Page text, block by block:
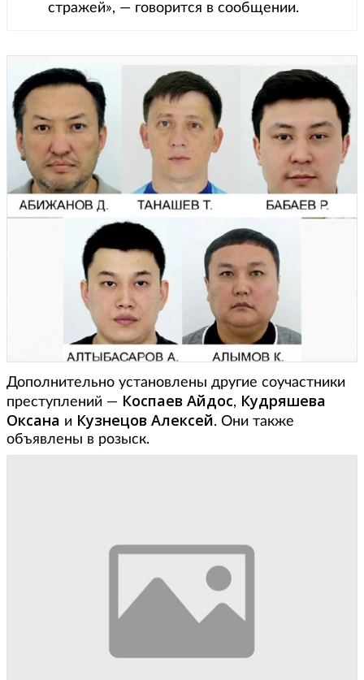
стражей», — говорится в сообщении.
Дополнительно установлены другие соучастники
преступлений — Коспаев Айдос, Кудряшева
Оксана и Кузнецов Алексей. Они также
объявлены в розыск.